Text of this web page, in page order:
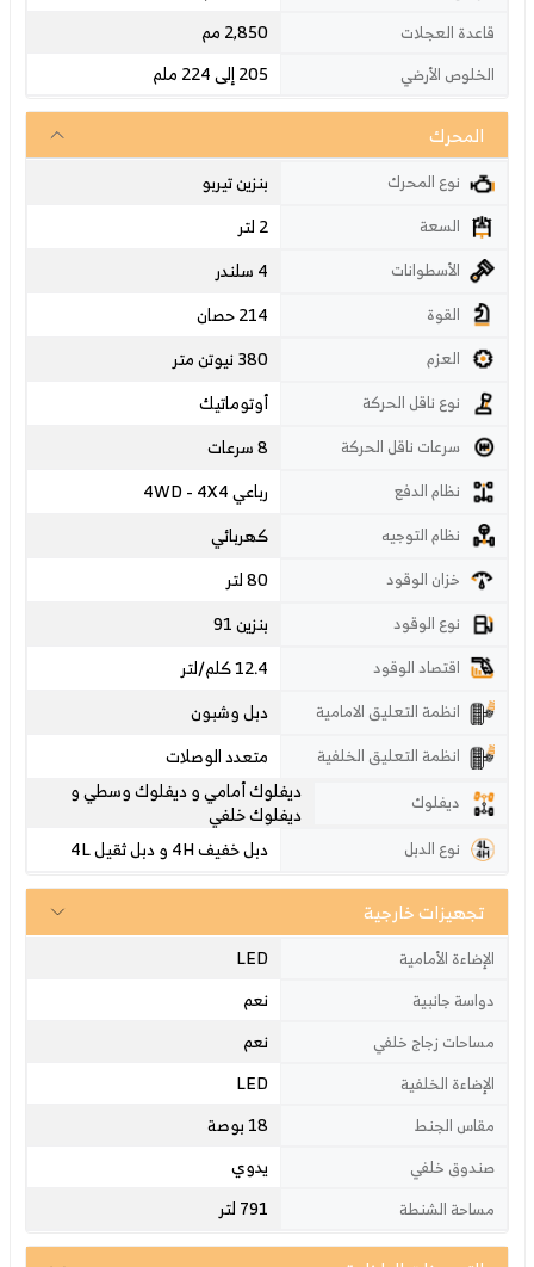
قاعدة العجلات 2,850 مم
الخلوص الأرضي 205 إلى 224 ملم
المحرك
نوع المحرك بنزين تيربو
السعة 2 لتر
الأسطوانات 4 سلندر
القوة 214 حصان
العزم 380 نيوتن متر
نوع ناقل الحركة أوتوماتيك
سرعات ناقل الحركة 8 سرعات
نظام الدفع رباعي 4WD - 4X4
نظام التوجيه كهربائي
خزان الوقود 80 لتر
نوع الوقود بنزين 91
اقتصاد الوقود 12.4 كلم/لتر
انظمة التعليق الامامية دبل وشبون
انظمة التعليق الخلفية متعدد الوصلات
ديفلوك
ديفلوك أمامي و ديفلوك وسطي و
ديفلوك خلفي
نوع الدبل دبل خفيف 4H و دبل ثقيل 4L
تجهيزات خارجية
الإضاءة الأمامية LED
دواسة جانبية نعم
مساحات زجاج خلفي نعم
الإضاءة الخلفية LED
مقاس الجنط 18 بوصة
صندوق خلفي يدوي
مساحة الشنطة 791 لتر